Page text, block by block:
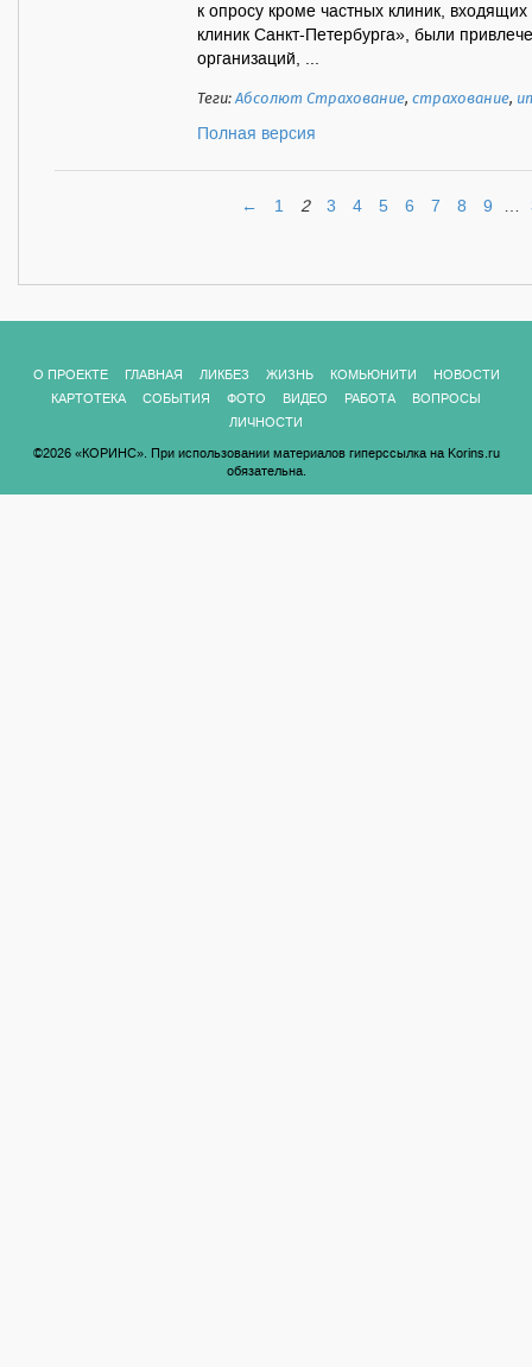
к опросу кроме частных клиник,
клиник Санкт-Петербурга», были
организаций, ...
Теги:Абсолют Страхование,страхование,
Полная версия
← 1 2 3 4 5 6 7 8 9 …
О ПРОЕКТЕ ГЛАВНАЯ ЛИКБЕЗ ЖИЗНЬ КОМЬЮНИТИ
НОВОСТИ
КАРТОТЕКА
СОБЫТИЯ ФОТО ВИДЕО РАБОТА
ВОПРОСЫ
ЛИЧНОСТИ
©2026 «КОРИНС». При использовании материалов гиперссылка на Korins.ru
обязательна.